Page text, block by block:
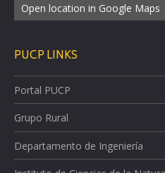
Open location in Google Maps
PUCP LINKS
Portal PUCP
Grupo Rural
Departamento de Ingeniería